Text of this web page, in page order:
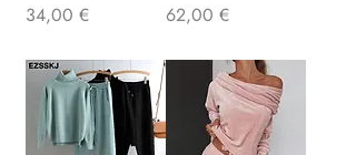
Precio
34,00 €
Precio
62,00 €